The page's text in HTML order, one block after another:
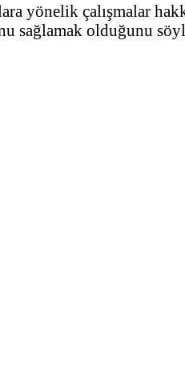
yönelik çalışmalar
sağlamak olduğunu